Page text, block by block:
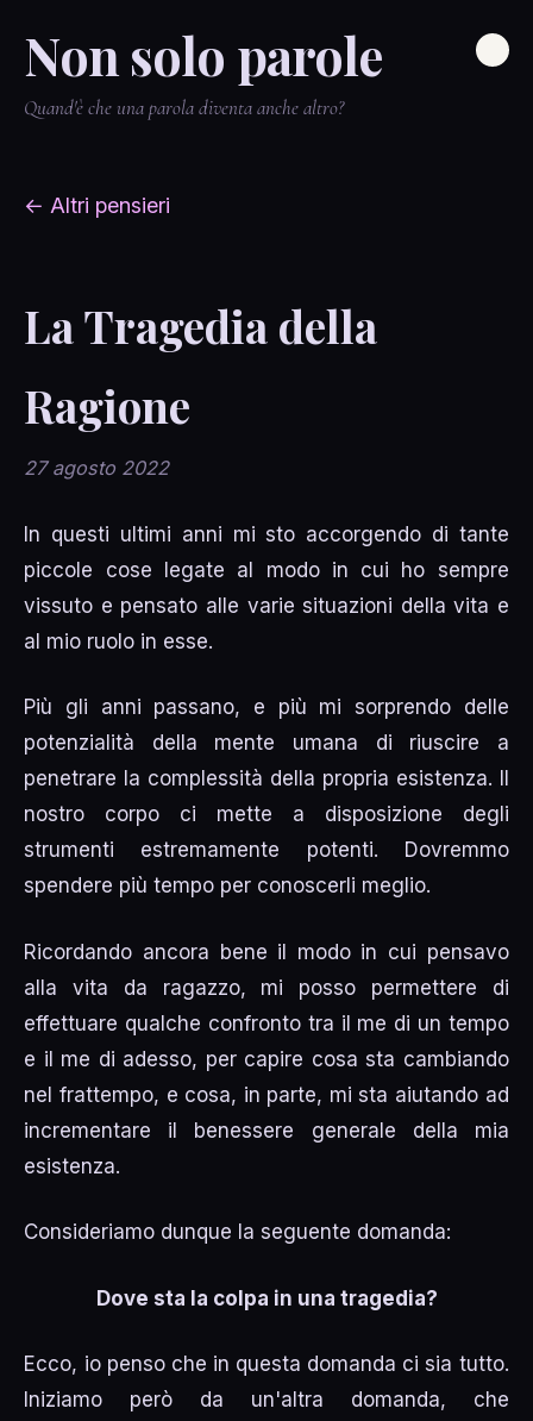
Non solo parole
Quand'è che una parola diventa anche altro?
← Altri pensieri
La Tragedia della
Ragione
27 agosto 2022
In questi ultimi anni mi sto accorgendo di tante
piccole cose legate al modo in cui ho sempre
vissuto e pensato alle varie situazioni della vita e
al mio ruolo in esse.
Più gli anni passano, e più mi sorprendo delle
potenzialità della mente umana di riuscire a
penetrare la complessità della propria esistenza. Il
nostro corpo ci mette a disposizione degli
strumenti estremamente potenti. Dovremmo
spendere più tempo per conoscerli meglio.
Ricordando ancora bene il modo in cui pensavo
alla vita da ragazzo, mi posso permettere di
effettuare qualche confronto tra il me di un tempo
e il me di adesso, per capire cosa sta cambiando
nel frattempo, e cosa, in parte, mi sta aiutando ad
incrementare il benessere generale della mia
esistenza.
Consideriamo dunque la seguente domanda:
Dove sta la colpa in una tragedia?
Ecco, io penso che in questa domanda ci sia tutto.
Iniziamo però da un'altra domanda, che